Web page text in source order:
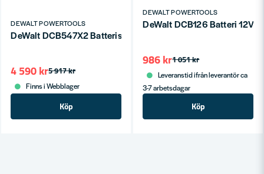
DEWALT POWERTOOLS
DeWalt DCB547X2 Batteriset 18V/54V XR FV (2x9,0Ah)
5 917 kr
4 590 kr
Finns i Webblager
Köp
DEWALT POWERTOOLS
DeWalt DCB126 Batteri 12V
1 051 kr
986 kr
Leveranstid ifrån leverantör ca
3-7 arbetsdagar
Köp